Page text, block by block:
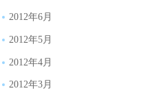
2012年6月
2012年5月
2012年4月
2012年3月